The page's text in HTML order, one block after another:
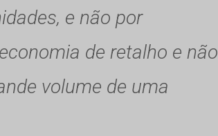
e não por
de retalho e não
volume de uma